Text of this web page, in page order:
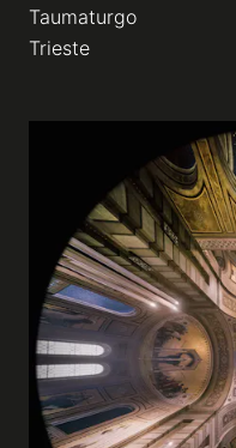
Taumaturgo
Trieste